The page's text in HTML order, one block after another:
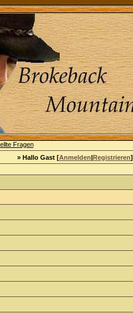
» Hallo Gast [Anmelden|Registrieren]